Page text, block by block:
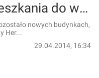
[Lublin] Ostatnie mieszkania do wzięcia
nowych budynkach,
Her...
29.04.2014, 16:34